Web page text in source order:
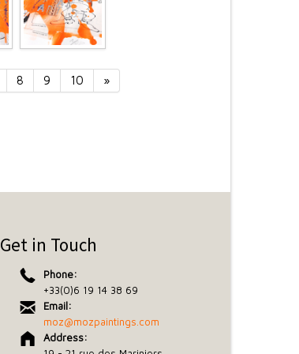
8 9 10 »
Get in Touch
Phone:
+33(0)6 19 14 38 69
Email:
moz@mozpaintings.com
Address: